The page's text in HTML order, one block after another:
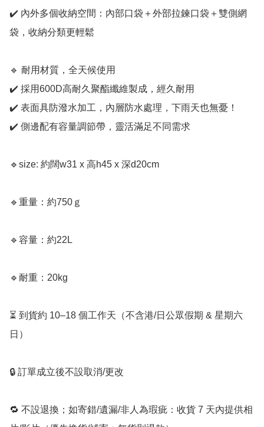
✔️ 內外多個收納空間：內部口袋＋外部拉鍊口袋＋雙側網
袋，收納分類更輕鬆
🔹 耐用材質，全天候使用
✔️ 採用600D高耐久聚酯纖維製成，經久耐用
✔️ 表面具防潑水加工，內層防水處理，下雨天也無憂！
✔️ 側邊配有容量調節帶，靈活滿足不同需求
🔹size: 約闊w31 x 高h45 x 深d20cm
🔹重量：約750ｇ
🔹容量：約22L
🔹耐重：20kg
⏳ 到貨約 10–18 個工作天（不含港/日公眾假期 & 星期六
日）
🔒 訂單成立後不設取消/更改
🔁 不設退換；如寄錯/遺漏/非人為瑕疵：收貨 7 天內提供相